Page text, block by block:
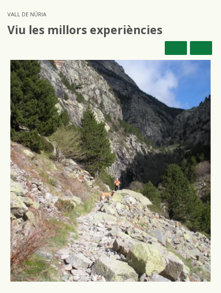
VALL DE NÚRIA
Viu les millors experiències